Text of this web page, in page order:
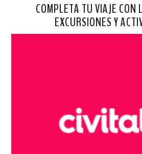
COMPLETA TU VIAJE CON
EXCURSIONES Y